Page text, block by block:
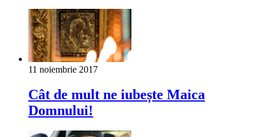
11 noiembrie 2017
Cât de mult ne iubește Maica
Domnului!